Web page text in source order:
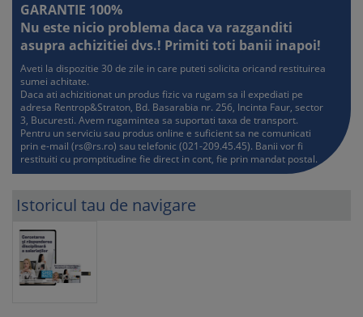
GARANTIE 100%
Nu este nicio problema daca va razganditi
asupra achizitiei dvs.! Primiti toti banii inapoi!
Aveti la dispozitie 30 de zile in care puteti solicita oricand restituirea
sumei achitate.
Daca ati achizitionat un produs fizic va rugam sa il expediati pe
adresa Rentrop&Straton, Bd. Basarabia nr. 256, Incinta Faur, sector
3, Bucuresti. Avem rugamintea sa suportati taxa de transport.
Pentru un serviciu sau produs online e suficient sa ne comunicati
prin e-mail (rs@rs.ro) sau telefonic (021-209.45.45). Banii vor fi
restituiti cu promptitudine fie direct in cont, fie prin mandat postal.
Istoricul tau de navigare